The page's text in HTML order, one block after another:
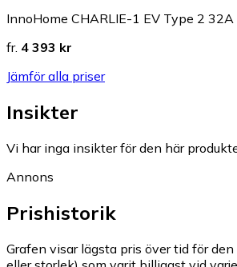
InnoHome CHARLIE-1 EV Type 2
fr. 4 393 kr
Jämför alla priser
Insikter
Vi har inga insikter för den här
Annons
Prishistorik
Grafen visar lägsta pris över tid för